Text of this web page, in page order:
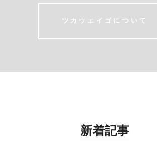
ツカウエイゴについて
新着記事